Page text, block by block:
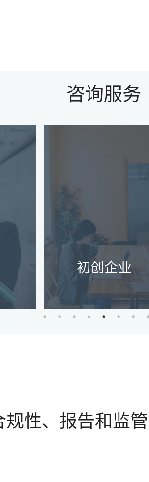
咨询服务
初创企业
令
也
专
驭
战。从应对复杂的税
法到管理多币种交
易，
了解更多
性、报告和监